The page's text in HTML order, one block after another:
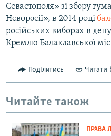
Севастополя» зі збору
Новоросії»; в 2014 році
російських виборах в
Кремлю Балаклавської
Поділитись Читати
Читайте також
ПРАВА